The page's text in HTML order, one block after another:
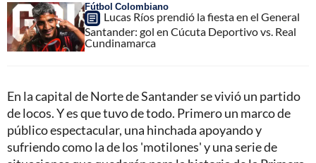
Fútbol Colombiano
Lucas Ríos prendió la fiesta en el General
Santander: gol en Cúcuta Deportivo vs. Real
Cundinamarca
En la capital de Norte de Santander se vivió un partido
de locos. Y es que tuvo de todo. Primero un marco de
público espectacular, una hinchada apoyando y
sufriendo como la de los 'motilones' y una serie de